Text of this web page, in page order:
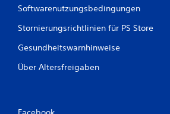
Softwarenutzungsbedingungen
Stornierungsrichtlinien für PS Store
Gesundheitswarnhinweise
Über Altersfreigaben